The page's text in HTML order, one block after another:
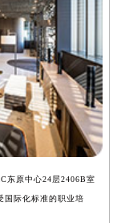
东原中心24层2406B室
国际化标准的职业培